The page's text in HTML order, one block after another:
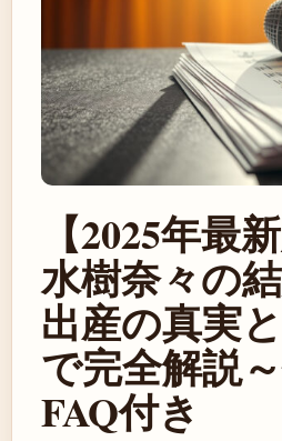
【2025年最
水樹奈々の
出産の真実
で完全解説
FAQ付き